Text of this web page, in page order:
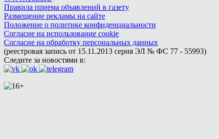
Правила приема объявлений в газету
Размещение рекламы на сайте
Положение о политике конфиденциальности
Согласие на использование cookie
Согласие на обработку персональных данных
(реестровая запись от 15.11.2013 серия ЭЛ № ФС 77 - 55993)
Следите за новостями в: